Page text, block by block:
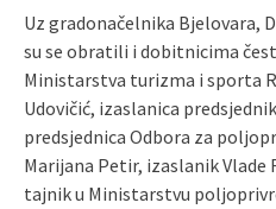
Uz gradonačelnika Bjelovara,
su se obratili i dobitnicima
Ministarstva turizma i sporta
Udovičić, izaslanica
predsjednica Odbora za
Marijana Petir, izaslanik Vlade
tajnik u Ministarstvu